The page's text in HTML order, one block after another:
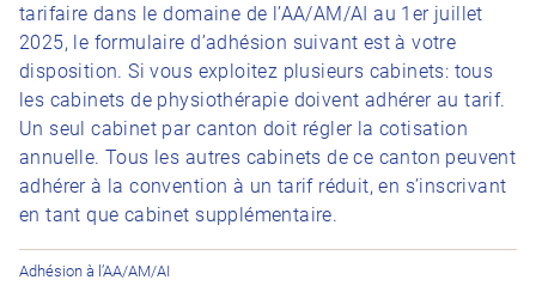
tarifaire dans le domaine de l’AA/AM/AI au 1er juillet
2025, le formulaire d’adhésion suivant est à votre
disposition. Si vous exploitez plusieurs cabinets: tous
les cabinets de physiothérapie doivent adhérer au tarif.
Un seul cabinet par canton doit régler la cotisation
annuelle. Tous les autres cabinets de ce canton peuvent
adhérer à la convention à un tarif réduit, en s’inscrivant
en tant que cabinet supplémentaire.
Prestation
Adhésion à l’AA/AM/AI